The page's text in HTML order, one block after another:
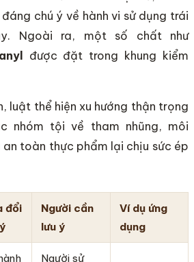
chú ý về hành vi sử dụng trái
Ngoài ra, một số chất như
được đặt trong khung kiểm
luật thể hiện xu hướng thận trọng
nhóm tội về tham nhũng, môi
toàn thực phẩm lại chịu sức ép
đổi
Người cần
lưu ý
Ví dụ ứng
dụng
Người sử